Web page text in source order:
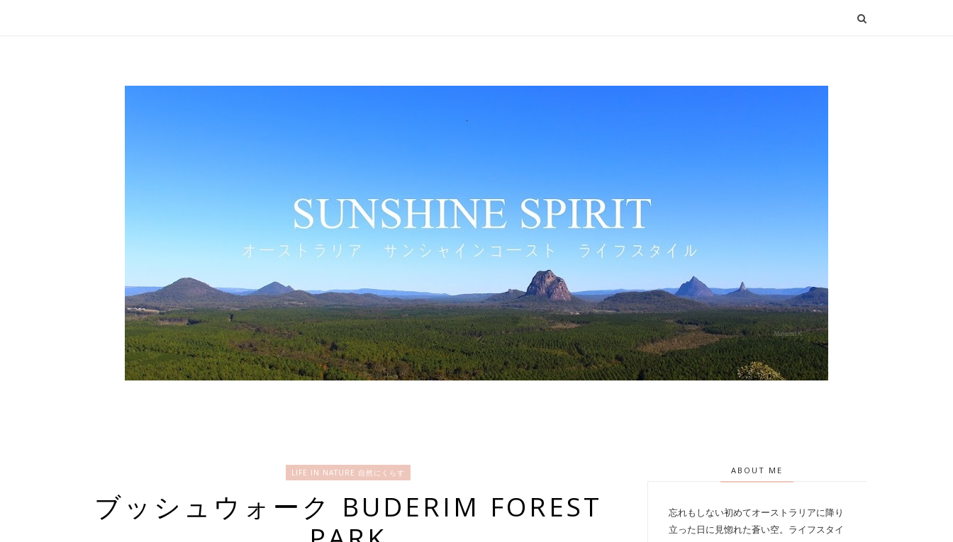
LIFE IN NATURE 自然にくらす
ブッシュウォーク BUDERIM FOREST
ABOUT ME
忘れもしない初めてオーストラリアに降り
立った日に見惚れた蒼い空。ライフスタイ